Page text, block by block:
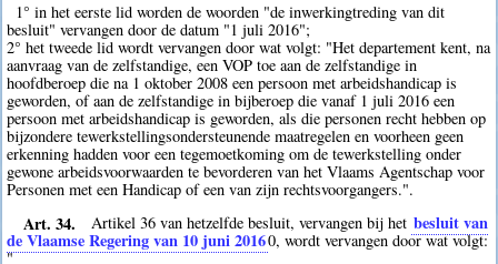
1° in het eerste lid worden de woorden "de inwerkingtreding van dit
besluit" vervangen door de datum "1 juli 2016";
2° het tweede lid wordt vervangen door wat volgt: "Het departement kent, na
aanvraag van de zelfstandige, een VOP toe aan de zelfstandige in
hoofdberoep die na 1 oktober 2008 een persoon met arbeidshandicap is
geworden, of aan de zelfstandige in bijberoep die vanaf 1 juli 2016 een
persoon met arbeidshandicap is geworden, als die personen recht hebben op
bijzondere tewerkstellingsondersteunende maatregelen en voorheen geen
erkenning hadden voor een tegemoetkoming om de tewerkstelling onder
gewone arbeidsvoorwaarden te bevorderen van het Vlaams Agentschap voor
Personen met een Handicap of een van zijn rechtsvoorgangers.".
Art. 34. Artikel 36 van hetzelfde besluit, vervangen bij het besluit van
de Vlaamse Regering van 10 juni 20160, wordt vervangen door wat volgt:
"